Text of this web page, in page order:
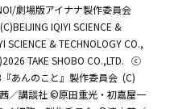
劇場版アイナナ製作委員会
(C)BEIJING IQIYI SCIENCE &
SCIENCE & TECHNOLOGY CO.,
TAKE SHOBO CO.,LTD. ⓒ
あんのこと』製作委員会 (C)
／講談社 ©原田重光・初嘉屋一